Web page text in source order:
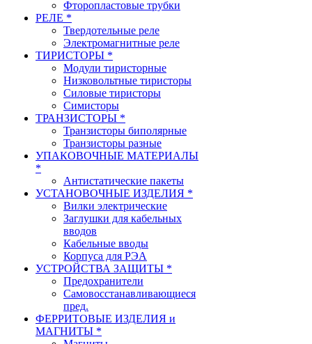
Фторопластовые трубки
РЕЛЕ *
Твердотельные реле
Электромагнитные реле
ТИРИСТОРЫ *
Модули тиристорные
Низковольтные тиристоры
Силовые тиристоры
Симисторы
ТРАНЗИСТОРЫ *
Транзисторы биполярные
Транзисторы разные
УПАКОВОЧНЫЕ МАТЕРИАЛЫ
*
Антистатические пакеты
УСТАНОВОЧНЫЕ ИЗДЕЛИЯ *
Вилки электрические
Заглушки для кабельных
вводов
Кабельные вводы
Корпуса для РЭА
УСТРОЙСТВА ЗАЩИТЫ *
Предохранители
Самовосстанавливающиеся
пред.
ФЕРРИТОВЫЕ ИЗДЕЛИЯ и
МАГНИТЫ *